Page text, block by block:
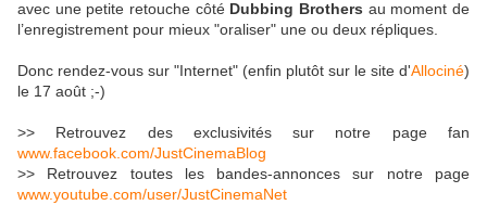
avec une petite retouche côté Dubbing Brothers au moment de
l’enregistrement pour mieux "oraliser" une ou deux répliques.
Donc rendez-vous sur "Internet" (enfin plutôt sur le site d'Allociné)
le 17 août ;-)
>> Retrouvez des exclusivités sur notre page fan
www.facebook.com/JustCinemaBlog
>> Retrouvez toutes les bandes-annonces sur notre page
www.youtube.com/user/JustCinemaNet